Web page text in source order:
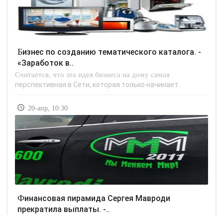
Бизнес по созданию тематического каталога. -
«Заработок в..
Считается, что эта идея бизнеса на дому самая
перспективная в Сети, которая только начинает..
20-апр, 10:30
Финансовая пирамида Сергея Мавроди
прекратила выплаты. -..